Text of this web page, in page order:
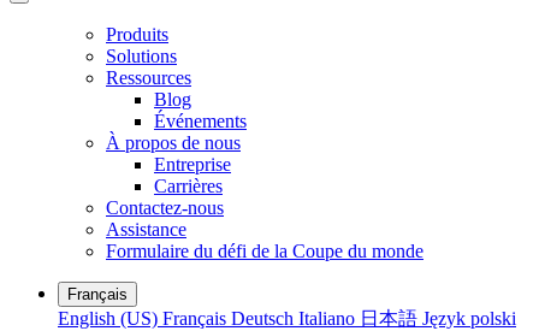
Produits
Solutions
Ressources
Blog
Événements
À propos de nous
Entreprise
Carrières
Contactez-nous
Assistance
Formulaire du défi de la Coupe du monde
Français
English (US) Français Deutsch Italiano 日本語 Język polski